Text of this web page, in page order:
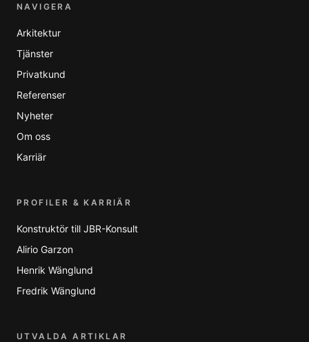
NAVIGERA
Arkitektur
Tjänster
Privatkund
Referenser
Nyheter
Om oss
Karriär
PROFILER & KARRIÄR
Konstruktör till JBR-Konsult
Alirio Garzon
Henrik Wänglund
Fredrik Wänglund
UTVALDA ARTIKLAR